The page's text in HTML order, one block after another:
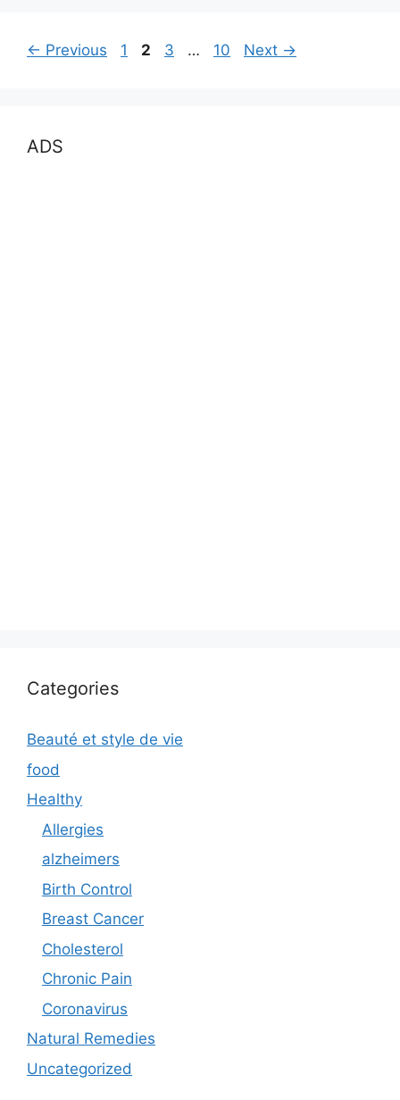
← Previous Page
1 Page
2 Page
3 … Page
10 Next →
ADS
Categories
Beauté et style de vie
food
Healthy
Allergies
alzheimers
Birth Control
Breast Cancer
Cholesterol
Chronic Pain
Coronavirus
Natural Remedies
Uncategorized